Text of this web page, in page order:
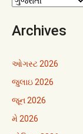
Archives
ઓગસ્ટ 2026
જુલાઇ 2026
જૂન 2026
મે 2026